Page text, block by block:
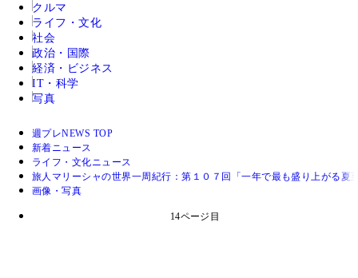
クルマ
ライフ・文化
社会
政治・国際
経済・ビジネス
IT・科学
写真
週プレNEWS TOP
新着ニュース
ライフ・文化ニュース
旅人マリーシャの世界一周紀行：第１０７回「一年で最も盛り上がる夏
画像・写真
14ページ目